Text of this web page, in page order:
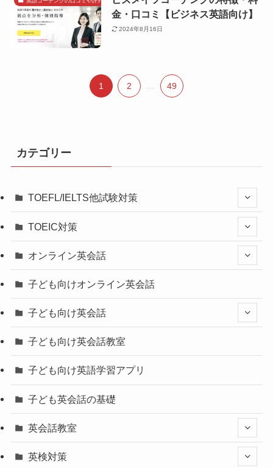
金・口コミ【ビジネス英語向け】
2024年8月16日
1 2 49
カテゴリー
TOEFL/IELTS他試験対策
TOEIC対策
オンライン英会話
子ども向けオンライン英会話
子ども向け英会話
子ども向け英会話教室
子ども向け英語学習アプリ
子ども英会話の基礎
英会話教室
英検対策